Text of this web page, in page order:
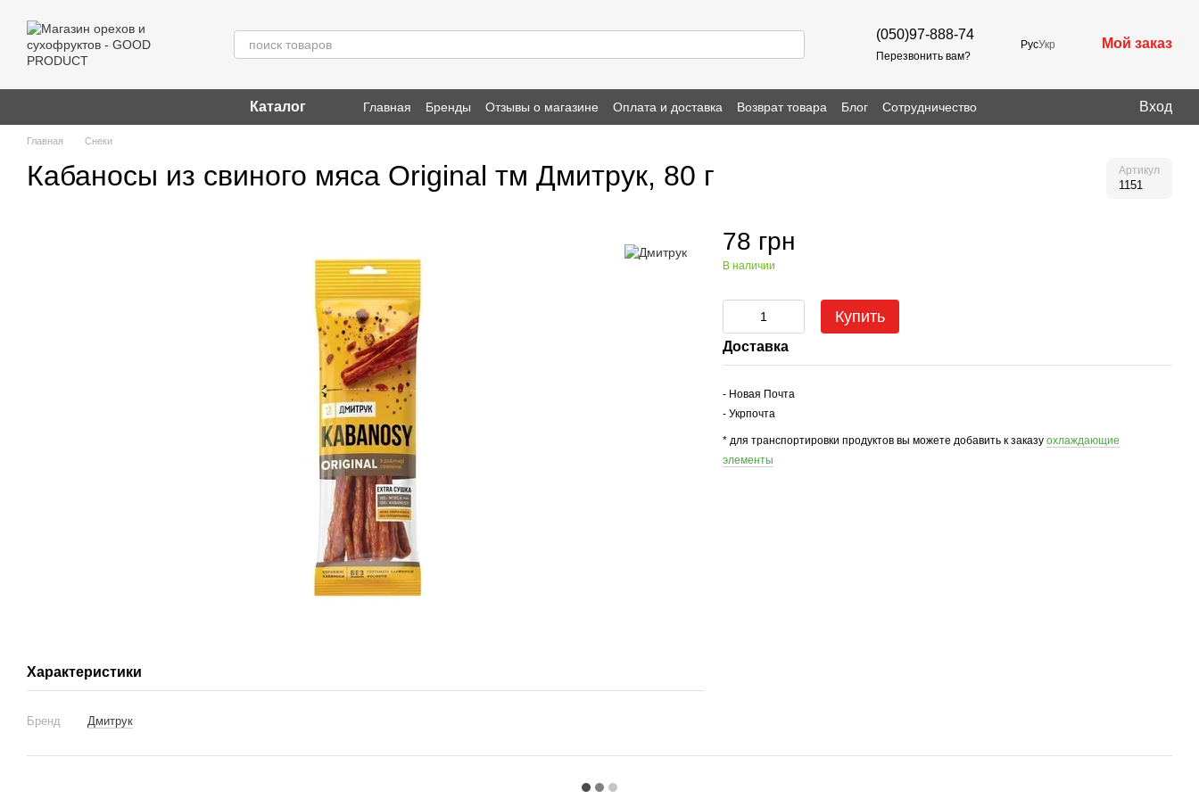
(050)97-888-74
Перезвонить вам?
РусУкр Мой заказ
Каталог Главная Бренды Отзывы о магазине Оплата и доставка Возврат товара Блог Сотрудничество Вход
Главная Снеки
Кабаносы из свиного мяса Original тм Дмитрук, 80 г Артикул
1151
Характеристики
Бренд Дмитрук
78 грн
В наличии
Купить
Доставка
- Новая Почта
- Укрпочта
* для транспортировки продуктов вы можете добавить к заказуохлаждающие
элементы